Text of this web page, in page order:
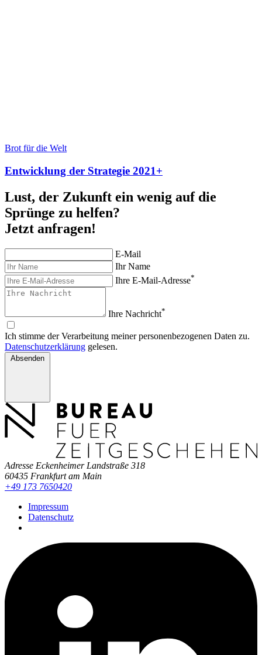
Brot für die Welt
Entwicklung der Strategie 2021+
Lust, der Zukunft ein wenig auf die
Sprünge zu helfen?
Jetzt anfragen!
E-Mail
Ihr Name
Ihre E-Mail-Adresse*
Ihre Nachricht*
Ich stimme der Verarbeitung meiner personenbezogenen Daten zu.
Datenschutzerklärung gelesen.
Absenden
Adresse Eckenheimer Landstraße 318
60435 Frankfurt am Main
+49 173 7650420
Impressum
Datenschutz